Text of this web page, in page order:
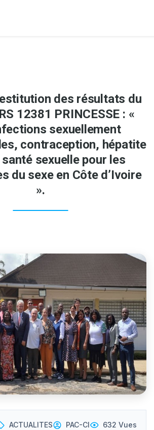
des résultats du
12381 PRINCESSE : «
sexuellement
contraception, hépatite
sexuelle pour les
du sexe en Côte d’Ivoire
».
ACTUALITES PAC-CI 632 Vues